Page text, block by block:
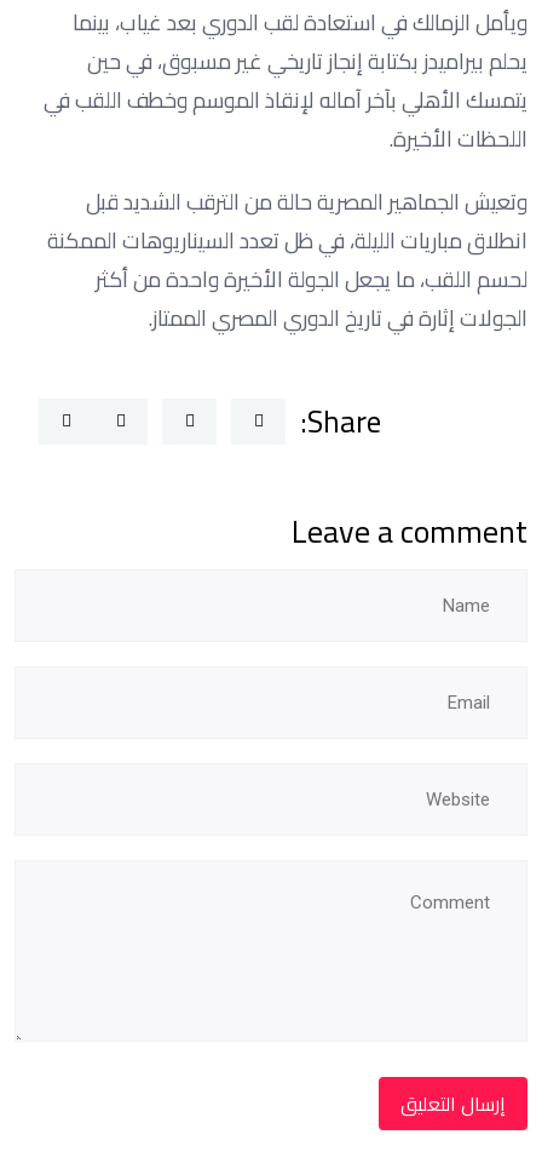
ويأمل الزمالك في استعادة لقب الدوري بعد غياب، بينما
يحلم بيراميدز بكتابة إنجاز تاريخي غير مسبوق، في حين
يتمسك الأهلي بآخر آماله لإنقاذ الموسم وخطف اللقب في
اللحظات الأخيرة.
وتعيش الجماهير المصرية حالة من الترقب الشديد قبل
انطلاق مباريات الليلة، في ظل تعدد السيناريوهات الممكنة
لحسم اللقب، ما يجعل الجولة الأخيرة واحدة من أكثر
الجولات إثارة في تاريخ الدوري المصري الممتاز.
Share:
Leave a comment